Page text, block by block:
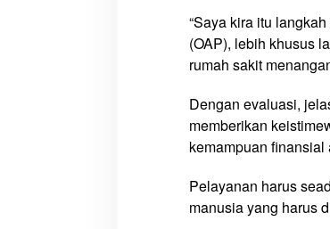
a
n
g
a
h
C
p
a
“Saya kira itu
(OAP), lebih khusus
rumah sakit
Dengan evaluasi,
memberikan
kemampuan
Pelayanan harus
manusia yang harus